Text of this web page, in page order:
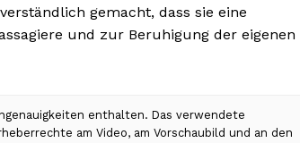
gemacht, dass sie eine
und zur Beruhigung der eigenen
enthalten. Das verwendete
am Video, am Vorschaubild und an den